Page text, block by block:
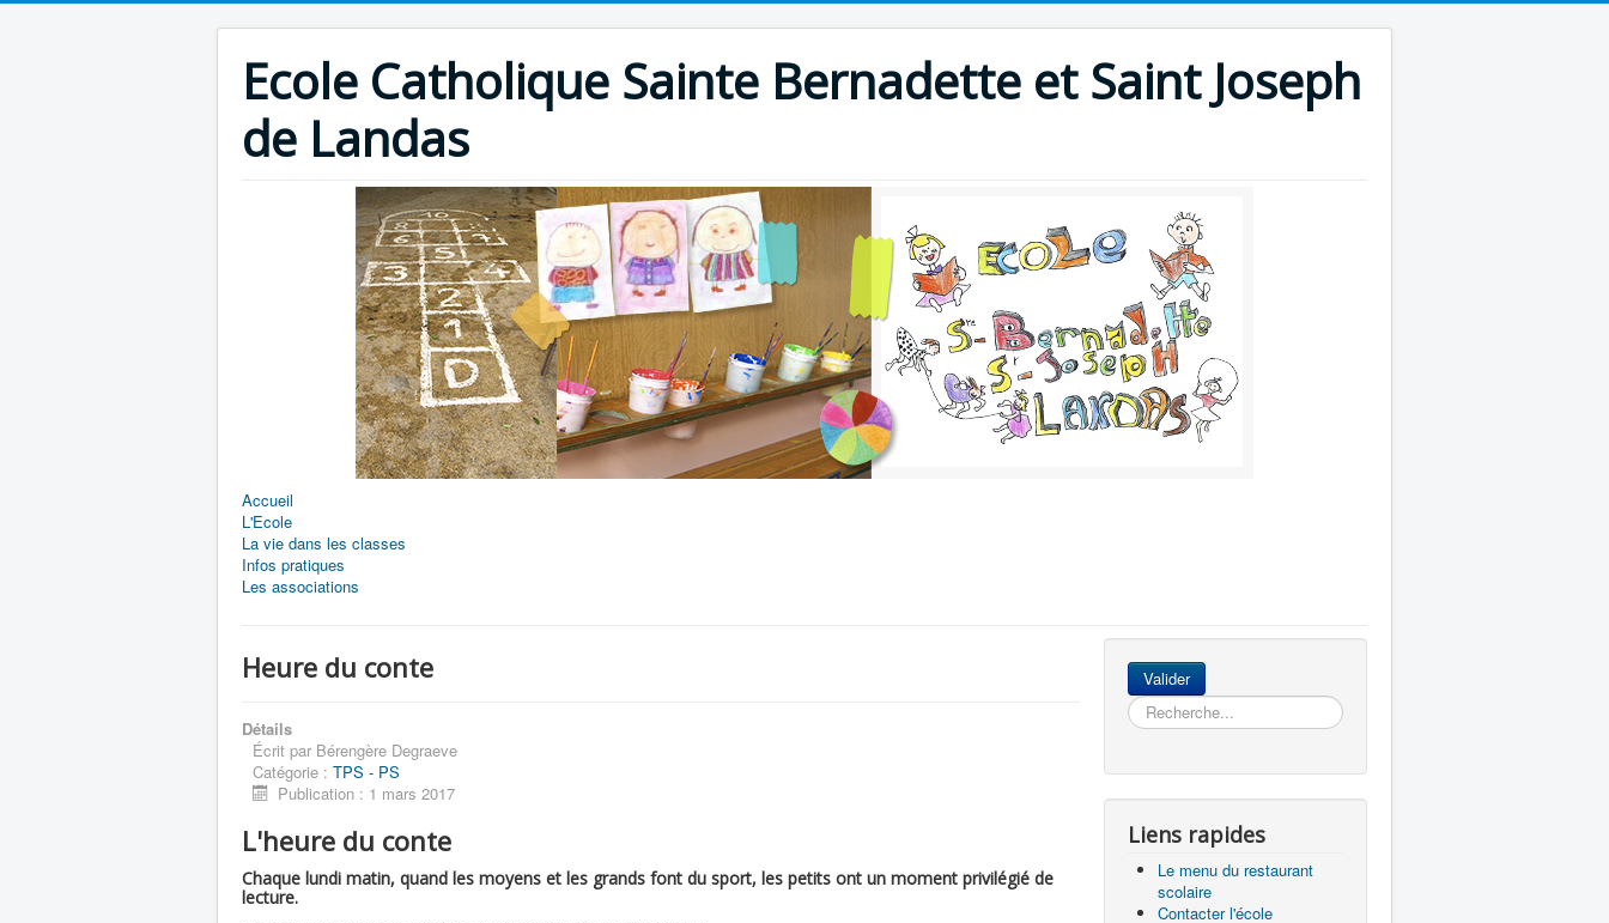
Ecole Catholique Sainte Bernadette et Saint Joseph
de Landas
Accueil
L'Ecole
La vie dans les classes
Infos pratiques
Les associations
Heure du conte
Détails
Écrit par Bérengère Degraeve
Catégorie : TPS - PS
Publication : 1 mars 2017
L'heure du conte
Chaque lundi matin, quand les moyens et les grands font du sport, les petits ont un moment privilégié de
lecture.
Valider
Liens rapides
Le menu du restaurant
scolaire
Contacter l'école